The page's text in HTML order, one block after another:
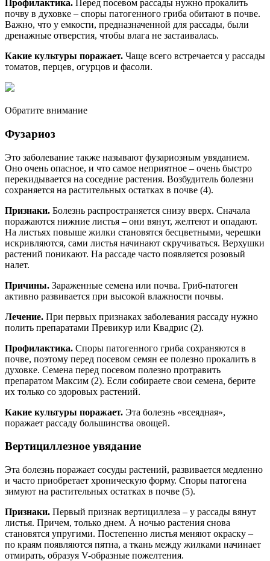
Профилактика. Перед посевом рассады нужно прокалить
почву в духовке – споры патогенного гриба обитают в почве.
Важно, что у емкости, предназначенной для рассады, были
дренажные отверстия, чтобы влага не застаивалась.
Какие культуры поражает. Чаще всего встречается у рассады
томатов, перцев, огурцов и фасоли.
Обратите внимание
Фузариоз
Это заболевание также называют фузариозным увяданием.
Оно очень опасное, и что самое неприятное – очень быстро
перекидывается на соседние растения. Возбудитель болезни
сохраняется на растительных остатках в почве (4).
Признаки. Болезнь распространяется снизу вверх. Сначала
поражаются нижние листья – они вянут, желтеют и опадают.
На листьях повыше жилки становятся бесцветными, черешки
искривляются, сами листья начинают скручиваться. Верхушки
растений поникают. На рассаде часто появляется розовый
налет.
Причины. Зараженные семена или почва. Гриб-патоген
активно развивается при высокой влажности почвы.
Лечение. При первых признаках заболевания рассаду нужно
полить препаратами Превикур или Квадрис (2).
Профилактика. Споры патогенного гриба сохраняются в
почве, поэтому перед посевом семян ее полезно прокалить в
духовке. Семена перед посевом полезно протравить
препаратом Максим (2). Если собираете свои семена, берите
их только со здоровых растений.
Какие культуры поражает. Эта болезнь «всеядная»,
поражает рассаду большинства овощей.
Вертициллезное увядание
Эта болезнь поражает сосуды растений, развивается медленно
и часто приобретает хроническую форму. Споры патогена
зимуют на растительных остатках в почве (5).
Признаки. Первый признак вертициллеза – у рассады вянут
листья. Причем, только днем. А ночью растения снова
становятся упругими. Постепенно листья меняют окраску –
по краям появляются пятна, а ткань между жилками начинает
отмирать, образуя V-образные пожелтения.